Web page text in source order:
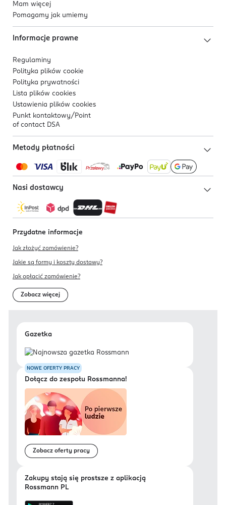
Mam więcej
Pomagamy jak umiemy
Informacje prawne
Regulaminy
Polityka plików cookie
Polityka prywatności
Lista plików cookies
Ustawienia plików cookies
Punkt kontaktowy/ Point
of contact DSA
Metody płatności
Nasi dostawcy
Przydatne informacje
Jak złożyć zamówienie?
Jakie są formy i koszty dostawy?
Jak opłacić zamówienie?
Zobacz więcej
Gazetka
NOWE OFERTY PRACY
Dołącz do zespołu Rossmanna!
Zobacz oferty pracy
Zakupy stają się prostsze z aplikacją
Rossmann PL